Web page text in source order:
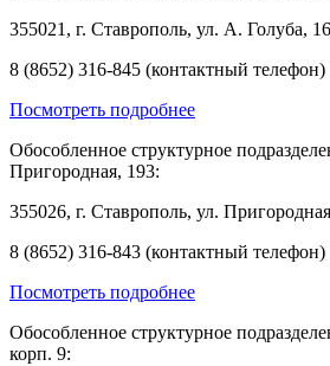
355021, г. Ставрополь, ул. А. Голуба, 16
8 (8652) 316-845 (контактный телефон)
Посмотреть подробнее
Обособленное структурное
Пригородная, 193:
355026, г. Ставрополь, ул.
8 (8652) 316-843 (контактный телефон)
Посмотреть подробнее
Обособленное структурное
корп. 9: